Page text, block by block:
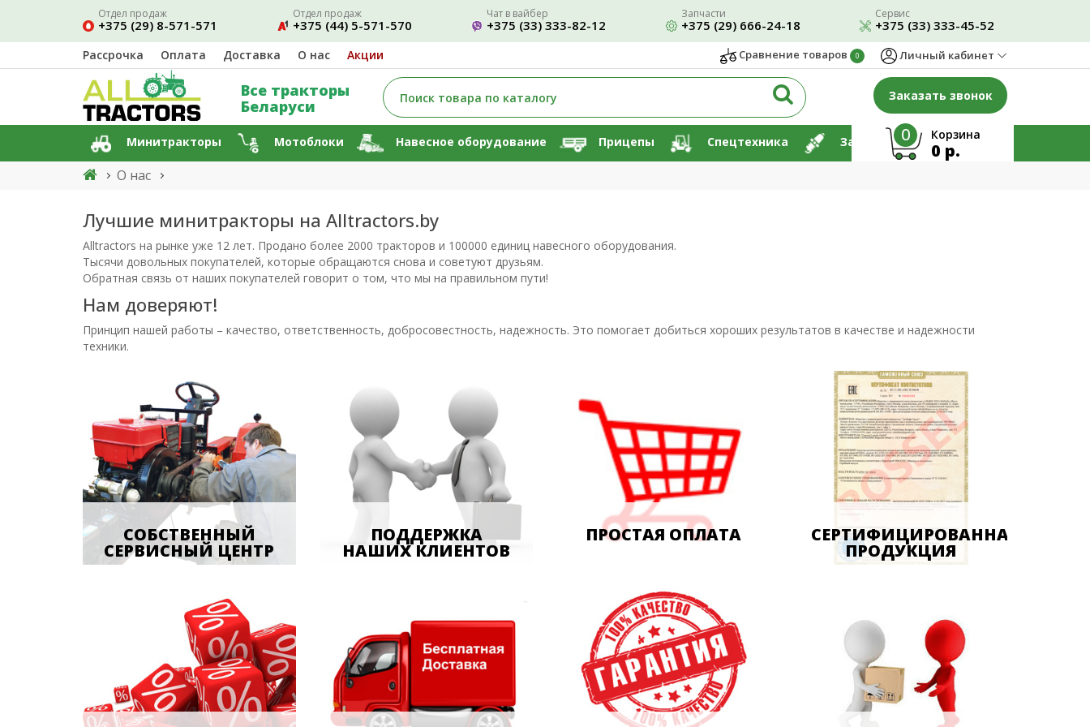
Отдел продаж
+375 (29) 8-571-571
Отдел продаж
+375 (44) 5-571-570
Чат в вайбер
+375 (33) 333-82-12
Запчасти
+375 (29) 666-24-18
Сервис
+375 (33) 333-45-52
Рассрочка Оплата Доставка О нас Акции Сравнение товаров 0 Личный кабинет
Все тракторы
Беларуси
Заказать звонок
Корзина
0
0 р.
Минитракторы Мотоблоки Навесное оборудование Прицепы Спецтехника Запчасти Ремонт
О нас
Лучшие минитракторы на Alltractors.by
Alltractors на рынке уже 12 лет. Продано более 2000 тракторов и 100000 единиц навесного оборудования.
Тысячи довольных покупателей, которые обращаются снова и советуют друзьям.
Обратная связь от наших покупателей говорит о том, что мы на правильном пути!
Нам доверяют!
Принцип нашей работы – качество, ответственность, добросовестность, надежность. Это помогает добиться хороших результатов в качестве и надежности
техники.
СОБСТВЕННЫЙ
СЕРВИСНЫЙ ЦЕНТР
квалифицированных механиков
на место проведения работ.
Всегда в наличии запчасти-
гарантия оперативного
ремонта. Стоимость ремонта
минитракторов и навесного
оборудования можно уточнить
у менеджера.
ПОДДЕРЖКА
НАШИХ КЛИЕНТОВ
консультацию, помогут решить
любой вопрос и помогут
правильно подобрать навесное
оборудование, заказать
запасные детали и решить
другие технические вопросы.
ПРОСТАЯ ОПЛАТА
картой, онлайн, безналичным
платежом.
СЕРТИФИЦИРОВАННАЯ
ПРОДУКЦИЯ
безопасности. Это говорит о
надежности техники. Кассовый
чек - защита ваших интересов,
как покупателя.